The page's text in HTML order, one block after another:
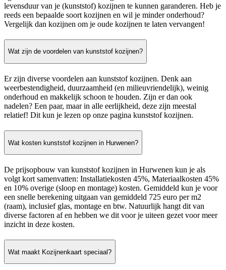
levensduur van je (kunststof) kozijnen te kunnen garanderen. Heb je
reeds een bepaalde soort kozijnen en wil je minder onderhoud?
Vergelijk dan kozijnen om je oude kozijnen te laten vervangen!
Wat zijn de voordelen van kunststof kozijnen?
Er zijn diverse voordelen aan kunststof kozijnen. Denk aan
weerbestendigheid, duurzaamheid (en milieuvriendelijk), weinig
onderhoud en makkelijk schoon te houden. Zijn er dan ook
nadelen? Een paar, maar in alle eerlijkheid, deze zijn meestal
relatief! Dit kun je lezen op onze pagina kunststof kozijnen.
Wat kosten kunststof kozijnen in Hurwenen?
De prijsopbouw van kunststof kozijnen in Hurwenen kun je als
volgt kort samenvatten: Installatiekosten 45%, Materiaalkosten 45%
en 10% overige (sloop en montage) kosten. Gemiddeld kun je voor
een snelle berekening uitgaan van gemiddeld 725 euro per m2
(raam), inclusief glas, montage en btw. Natuurlijk hangt dit van
diverse factoren af en hebben we dit voor je uiteen gezet voor meer
inzicht in deze kosten.
Wat maakt Kozijnenkaart speciaal?